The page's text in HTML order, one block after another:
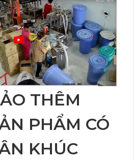
THÊM
PHẨM CÓ
KHÚC